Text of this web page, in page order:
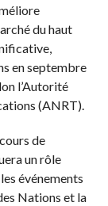
du haut
en septembre
l’Autorité
(ANRT).
de
un rôle
événements
Nations et la